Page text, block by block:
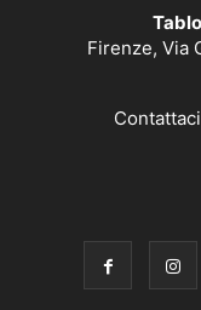
Firenze, Via